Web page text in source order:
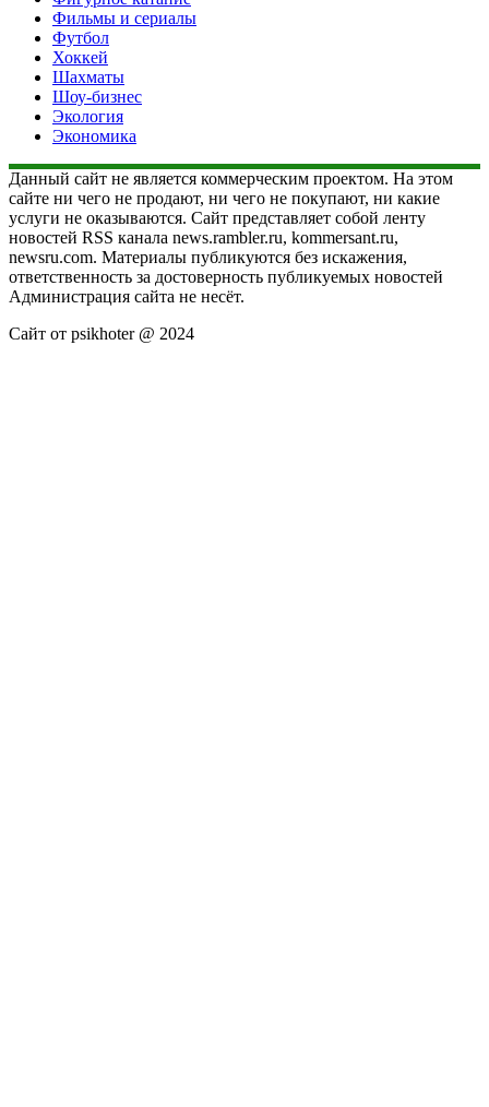
Фильмы и сериалы
Футбол
Хоккей
Шахматы
Шоу-бизнес
Экология
Экономика
Данный сайт не является коммерческим проектом. На этом
сайте ни чего не продают, ни чего не покупают, ни какие
услуги не оказываются. Сайт представляет собой ленту
новостей RSS канала news.rambler.ru, kommersant.ru,
newsru.com. Материалы публикуются без искажения,
ответственность за достоверность публикуемых новостей
Администрация сайта не несёт.
Сайт от psikhoter @ 2024